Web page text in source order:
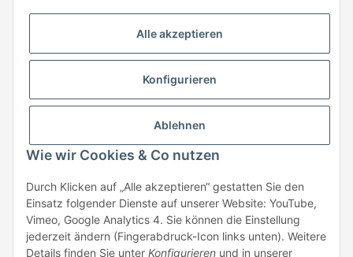
74538 Rosengarten-Uttenhofen
Telefon: +49 (0) 7907 943 690
Fax: +49 (0) 7907 942 0222
Mail:info@hstronic-gmbh.de
Beratung:+49 (0) 7907 943690
Anfragen oder Muster anfordern:
info@hstronic-gmbh.de
Alle akzeptieren
Konfigurieren
Ablehnen
Wie wir Cookies & Co nutzen
Durch Klicken auf „Alle akzeptieren“ gestatten Sie den
Einsatz folgender Dienste auf unserer Website: YouTube,
Vimeo, Google Analytics 4. Sie können die Einstellung
jederzeit ändern (Fingerabdruck-Icon links unten). Weitere
Details finden Sie unter Konfigurieren und in unserer